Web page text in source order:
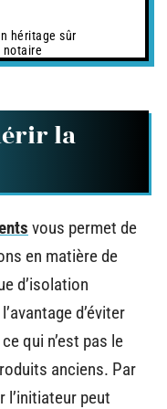
héritage sûr
notaire
la
vous permet de
en matière de
d’isolation
d’éviter
qui n’est pas le
anciens. Par
l’initiateur peut